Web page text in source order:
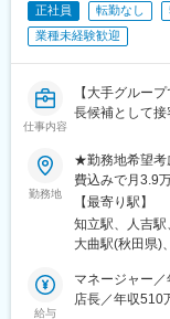
霞台駅、光が
葉駅、高麗川駅
木更津駅、東
田駅、佐倉駅、
津の杜駅、ナ
駅、丸の内駅(
寺駅、小幡駅
駅、今伊勢駅
駅、神領駅、
城駅、西尾駅、
駅、知立駅、尾
進駅(愛知県)、
正社員 転勤なし
業種未経験歓迎
仕事内容
【大手グルー
長候補として接
勤務地
★勤務地希望
費込みで月3.9
【通常社員】
限定社員】家か
中心に転勤な
前橋／高崎／さ
／八王子／横
【最寄り駅】
知立駅、人吉駅
大曲駅(秋田県)
線)、西明石駅
歌山市駅、新庄
給与
マネージャー
店長／年収510